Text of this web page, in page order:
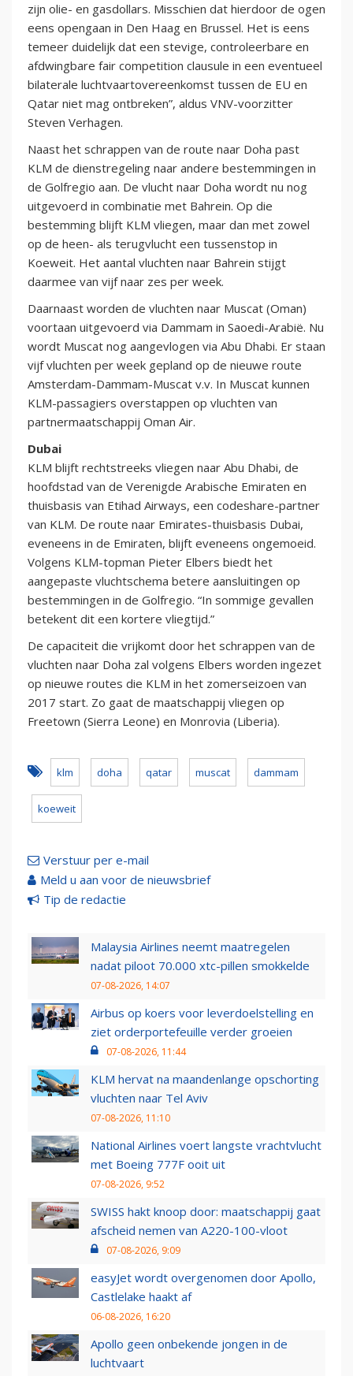
zijn olie- en gasdollars. Misschien dat hierdoor de ogen
eens opengaan in Den Haag en Brussel. Het is eens
temeer duidelijk dat een stevige, controleerbare en
afdwingbare fair competition clausule in een eventueel
bilaterale luchtvaartovereenkomst tussen de EU en
Qatar niet mag ontbreken”, aldus VNV-voorzitter
Steven Verhagen.
Naast het schrappen van de route naar Doha past
KLM de dienstregeling naar andere bestemmingen in
de Golfregio aan. De vlucht naar Doha wordt nu nog
uitgevoerd in combinatie met Bahrein. Op die
bestemming blijft KLM vliegen, maar dan met zowel
op de heen- als terugvlucht een tussenstop in
Koeweit. Het aantal vluchten naar Bahrein stijgt
daarmee van vijf naar zes per week.
Daarnaast worden de vluchten naar Muscat (Oman)
voortaan uitgevoerd via Dammam in Saoedi-Arabië. Nu
wordt Muscat nog aangevlogen via Abu Dhabi. Er staan
vijf vluchten per week gepland op de nieuwe route
Amsterdam-Dammam-Muscat v.v. In Muscat kunnen
KLM-passagiers overstappen op vluchten van
partnermaatschappij Oman Air.
Dubai
KLM blijft rechtstreeks vliegen naar Abu Dhabi, de
hoofdstad van de Verenigde Arabische Emiraten en
thuisbasis van Etihad Airways, een codeshare-partner
van KLM. De route naar Emirates-thuisbasis Dubai,
eveneens in de Emiraten, blijft eveneens ongemoeid.
Volgens KLM-topman Pieter Elbers biedt het
aangepaste vluchtschema betere aansluitingen op
bestemmingen in de Golfregio. “In sommige gevallen
betekent dit een kortere vliegtijd.”
De capaciteit die vrijkomt door het schrappen van de
vluchten naar Doha zal volgens Elbers worden ingezet
op nieuwe routes die KLM in het zomerseizoen van
2017 start. Zo gaat de maatschappij vliegen op
Freetown (Sierra Leone) en Monrovia (Liberia).
klm doha qatar muscat dammam
koeweit
Verstuur per e-mail
Meld u aan voor de nieuwsbrief
Tip de redactie
Malaysia Airlines neemt maatregelen
nadat piloot 70.000 xtc-pillen smokkelde
07-08-2026, 14:07
Airbus op koers voor leverdoelstelling en
ziet orderportefeuille verder groeien
07-08-2026, 11:44
KLM hervat na maandenlange opschorting
vluchten naar Tel Aviv
07-08-2026, 11:10
National Airlines voert langste vrachtvlucht
met Boeing 777F ooit uit
07-08-2026, 9:52
SWISS hakt knoop door: maatschappij gaat
afscheid nemen van A220-100-vloot
07-08-2026, 9:09
easyJet wordt overgenomen door Apollo,
Castlelake haakt af
06-08-2026, 16:20
Apollo geen onbekende jongen in de
luchtvaart